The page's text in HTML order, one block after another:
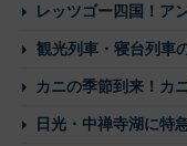
レッツゴー四国！ア
観光列車・寝台列車
カニの季節到来！カ
日光・中禅寺湖に特